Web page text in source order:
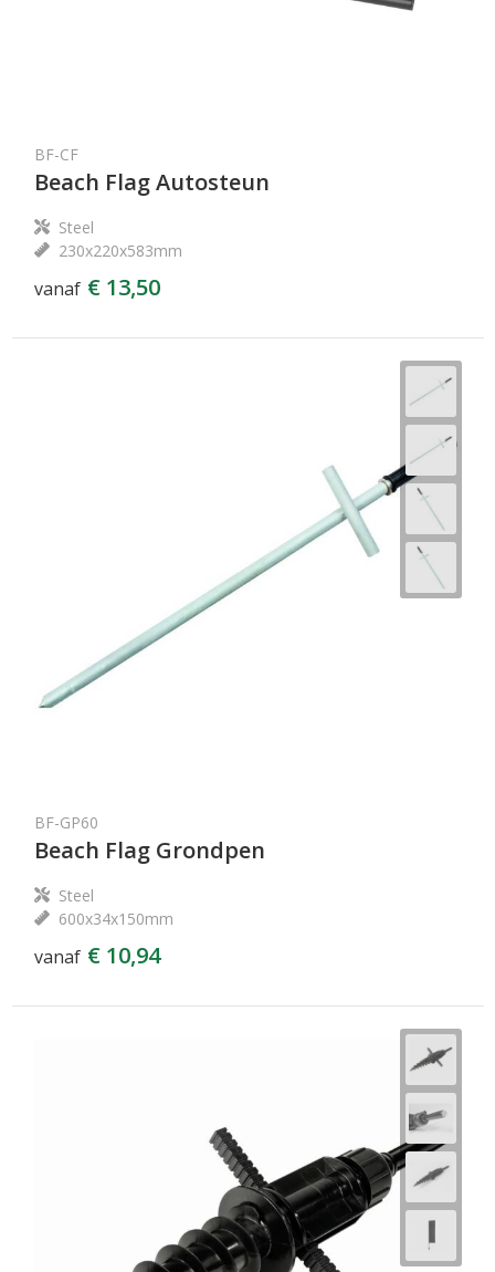
BF-CF
Beach Flag Autosteun
Steel
230x220x583mm
vanaf € 13,50
BF-GP60
Beach Flag Grondpen
Steel
600x34x150mm
vanaf € 10,94